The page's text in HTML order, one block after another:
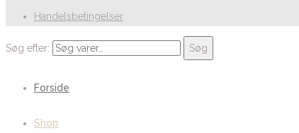
Handelsbetingelser
Søg efter: Søg
Forside
Shop